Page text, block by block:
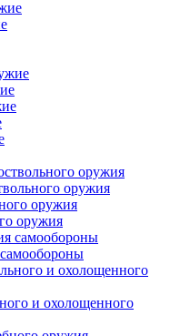
оружия
оружия
и охолощенного